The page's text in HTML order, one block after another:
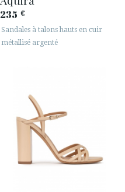
235 €
Sandales à talons hauts en cuir
métallisé argenté